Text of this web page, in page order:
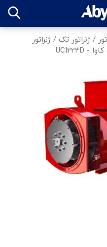
/ ژنراتور تک / ژنراتور